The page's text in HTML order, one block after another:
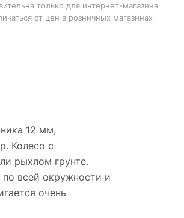
только для интернет-магазина
от цен в розничных магазинах
12 мм,
Колесо с
рыхлом грунте.
всей окружности и
очень